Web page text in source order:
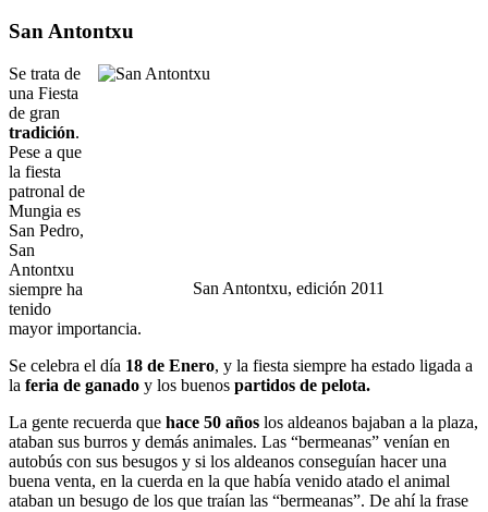
San Antontxu
San Antontxu, edición 2011
Se trata de
una Fiesta
de gran
tradición.
Pese a que
la fiesta
patronal de
Mungia es
San Pedro,
San
Antontxu
siempre ha
tenido
mayor importancia.
Se celebra el día 18 de Enero, y la fiesta siempre ha estado ligada a
la feria de ganado y los buenos partidos de pelota.
La gente recuerda que hace 50 años los aldeanos bajaban a la plaza,
ataban sus burros y demás animales. Las “bermeanas” venían en
autobús con sus besugos y si los aldeanos conseguían hacer una
buena venta, en la cuerda en la que había venido atado el animal
ataban un besugo de los que traían las “bermeanas”. De ahí la frase